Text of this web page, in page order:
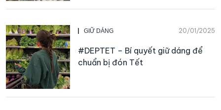
GIỮ DÁNG 20/01/2025
#DEPTET – Bí quyết giữ dáng để
chuẩn bị đón Tết